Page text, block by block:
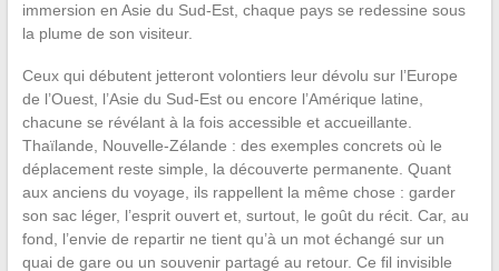
immersion en Asie du Sud-Est, chaque pays se redessine sous
la plume de son visiteur.
Ceux qui débutent jetteront volontiers leur dévolu sur l’Europe
de l’Ouest, l’Asie du Sud-Est ou encore l’Amérique latine,
chacune se révélant à la fois accessible et accueillante.
Thaïlande, Nouvelle-Zélande : des exemples concrets où le
déplacement reste simple, la découverte permanente. Quant
aux anciens du voyage, ils rappellent la même chose : garder
son sac léger, l’esprit ouvert et, surtout, le goût du récit. Car, au
fond, l’envie de repartir ne tient qu’à un mot échangé sur un
quai de gare ou un souvenir partagé au retour. Ce fil invisible